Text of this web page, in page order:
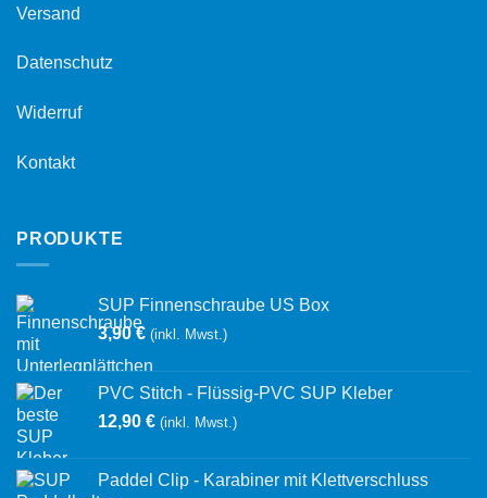
Versand
Datenschutz
Widerruf
Kontakt
PRODUKTE
SUP Finnenschraube US Box
3,90€ (inkl. Mwst.)
PVC Stitch - Flüssig-PVC SUP Kleber
12,90 € (inkl. Mwst.)
Paddel Clip - Karabiner mit Klettverschluss